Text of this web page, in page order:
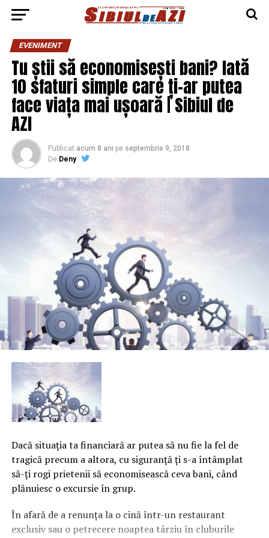
EVENIMENT
Tu știi să economisești bani? Iată
10 sfaturi simple care ți-ar putea
face viața mai ușoară | Sibiul de
AZI
Publicat acum 8 ani pe septembrie 9, 2018
De Deny
Dacă situaţia ta financiară ar putea să nu fie la fel de
tragică precum a altora, cu siguranţă ţi s-a întâmplat
să-ţi rogi prietenii să economisească ceva bani, când
plănuiesc o excursie în grup.
În afară de a renunţa la o cină într-un restaurant
exclusiv sau o petrecere noaptea târziu în cluburile